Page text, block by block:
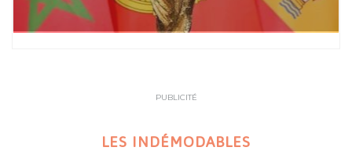
PUBLICITÉ
LES INDÉMODABLES